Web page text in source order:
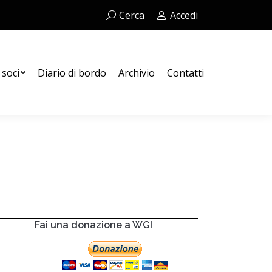
Cerca:Cerca Accedi
Diario di bordo Archivio Contatti
Fai una donazione a WGI
Contatti